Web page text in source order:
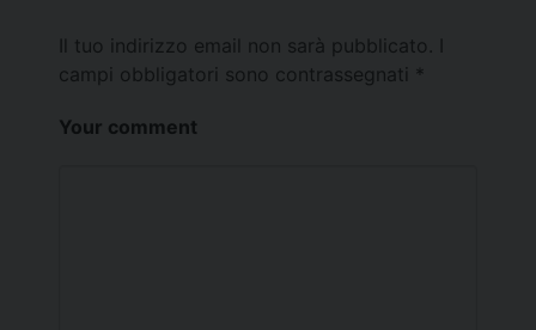
Il tuo indirizzo email non sarà pubblicato.
campi obbligatori sono contrassegnati *
Your comment